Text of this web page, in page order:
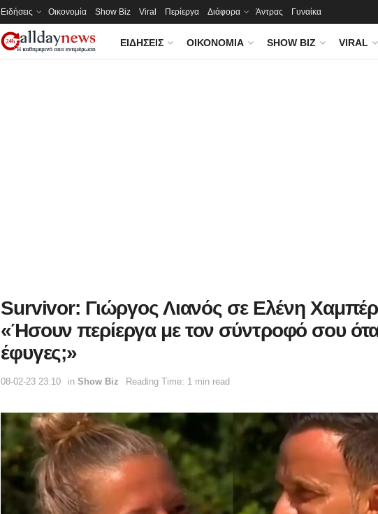
Ειδήσεις Οικονομία Show Biz Viral Περίεργα Διάφορα Άντρας Γυναίκα
ΕΙΔΉΣΕΙΣ ΟΙΚΟΝΟΜΊΑ SHOW BIZ VIRAL
Survivor: Γιώργος Λιανός σε Ελένη
«Ήσουν περίεργα με τον σύντροφό σου
έφυγες;»
08-02-23 23:10 in Show Biz Reading Time: 1 min read